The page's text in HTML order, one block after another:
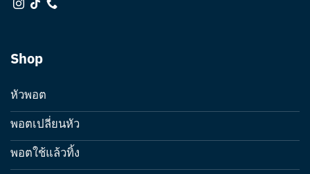
Shop
หัวพอต
พอตเปลี่ยนหัว
พอตใช้แล้วทิ้ง